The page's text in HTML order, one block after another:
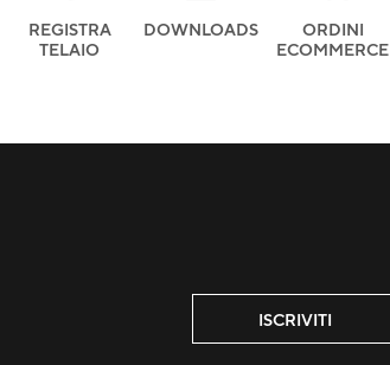
REGISTRA
TELAIO
DOWNLOADS
ORDINI
ECOMMERCE
ISCRIVITI